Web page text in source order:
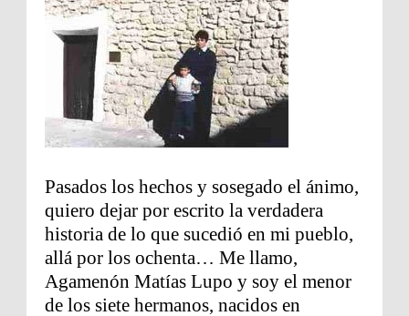
Pasados los hechos y sosegado el ánimo,
quiero dejar por escrito la verdadera
historia de lo que sucedió en mi pueblo,
allá por los ochenta… Me llamo,
Agamenón Matías Lupo y soy el menor
de los siete hermanos, nacidos en